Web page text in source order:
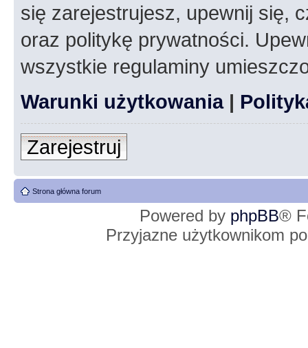
się zarejestrujesz, upewnij się,
oraz politykę prywatności.
wszystkie regulaminy
Warunki użytkowania|
Zarejestruj
Strona główna forum
Powered by phpBB®
Przyjazne użytkownikom